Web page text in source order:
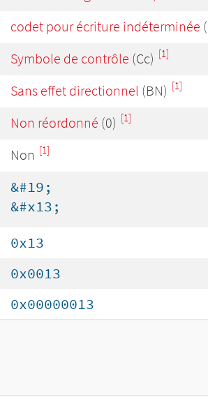
codet pour écriture indéterminée
Symbole de contrôle (Cc) [1]
Sans effet directionnel (BN) [1]
Non réordonné (0) [1]
Non [1]
&#19;
&#x13;
0x13
0x0013
0x00000013